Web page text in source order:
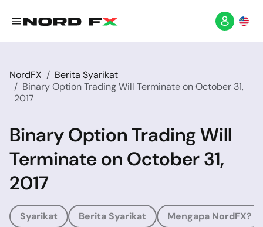
NordFX
Berita Syarikat
Binary Option Trading Will Terminate on October 31,
2017
Binary Option Trading Will
Terminate on October 31,
2017
Syarikat Berita Syarikat Mengapa NordFX?